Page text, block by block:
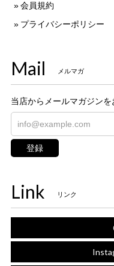
会員規約
プライバシーポリシー
Mail メルマガ
当店からメールマガジンを
登録
Link リンク